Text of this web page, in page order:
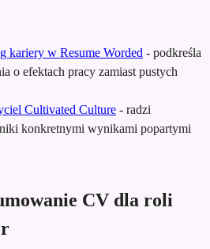
kariery w Resume Worded - podkreśla
o efektach pracy zamiast pustych
Cultivated Culture - radzi
konkretnymi wynikami popartymi
CV dla roli